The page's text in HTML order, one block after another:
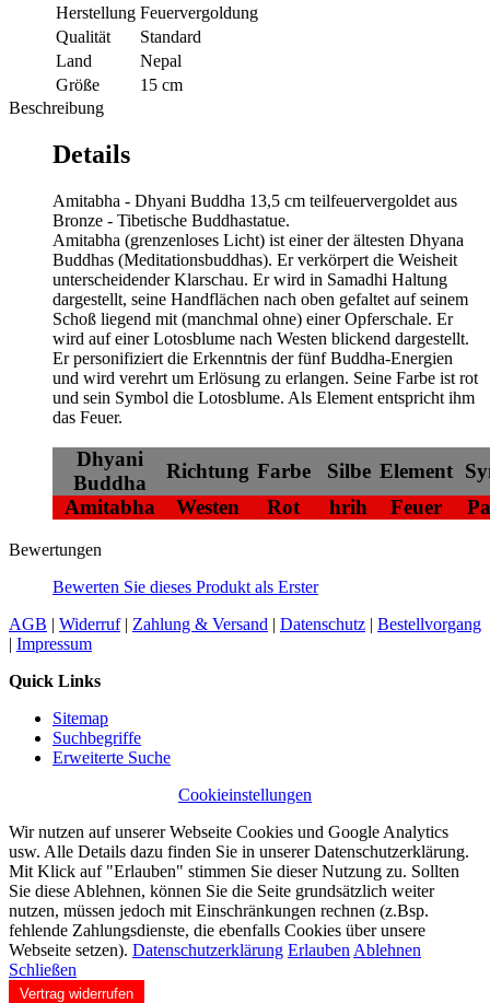
Herstellung Feuervergoldung
Qualität
Standard
Land
Nepal
Größe
15 cm
Beschreibung
Details
Amitabha - Dhyani Buddha 13,5 cm teilfeuervergoldet aus
Bronze - Tibetische Buddhastatue.
Amitabha (grenzenloses Licht) ist einer der ältesten Dhyana
Buddhas (Meditationsbuddhas). Er verkörpert die Weisheit
unterscheidender Klarschau. Er wird in Samadhi Haltung
dargestellt, seine Handflächen nach oben gefaltet auf seinem
Schoß liegend mit (manchmal ohne) einer Opferschale. Er
wird auf einer Lotosblume nach Westen blickend dargestellt.
Er personifiziert die Erkenntnis der fünf Buddha-Energien
und wird verehrt um Erlösung zu erlangen. Seine Farbe ist rot
und sein Symbol die Lotosblume. Als Element entspricht ihm
das Feuer.
Dhyani
Buddha
Richtung Farbe Silbe Element
Amitabha
Westen Rot hrih Feuer
Bewertungen
Bewerten Sie dieses Produkt als Erster
AGB | Widerruf| Zahlung & Versand | Datenschutz | Bestellvorgang
| Impressum
Quick Links
Sitemap
Suchbegriffe
Erweiterte Suche
Cookieinstellungen
Wir nutzen auf unserer Webseite Cookies und Google Analytics
usw. Alle Details dazu finden Sie in unserer Datenschutzerklärung.
Mit Klick auf "Erlauben" stimmen Sie dieser Nutzung zu. Sollten
Sie diese Ablehnen, können Sie die Seite grundsätzlich weiter
nutzen, müssen jedoch mit Einschränkungen rechnen (z.Bsp.
fehlende Zahlungsdienste, die ebenfalls Cookies über unsere
Webseite setzen). Datenschutzerklärung Erlauben Ablehnen
Schließen
Vertrag widerrufen